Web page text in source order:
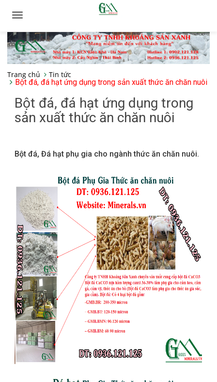
Toggle
Trang chủ
Tin tức
Bột đá, đá hạt ứng dụng trong sản xuất thức ăn chăn nuôi
Bột đá, đá hạt ứng dụng trong
sản xuất thức ăn chăn nuôi
Bột đá, Đá hạt phụ gia cho ngành thức ăn chăn nuôi.